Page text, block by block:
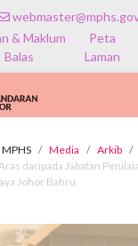
& Maklum
Balas
Peta
Laman
MPHS Media Arkib
daripada Jabatan
Johor Bahru